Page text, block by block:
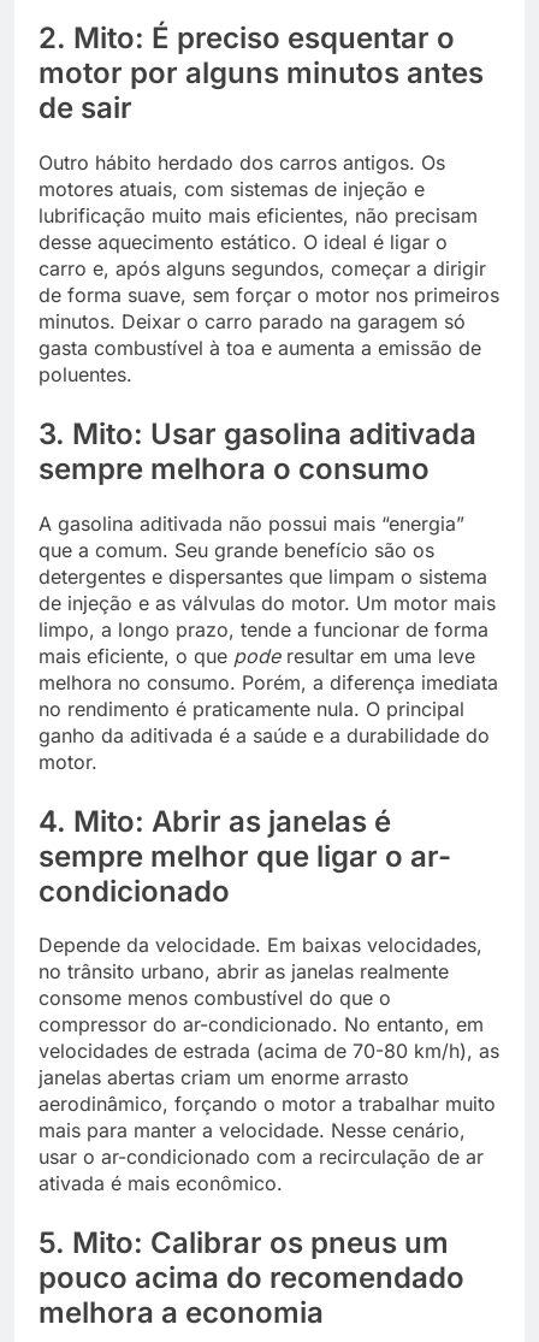
2. Mito: É preciso esquentar o
motor por alguns minutos antes
de sair
Outro hábito herdado dos carros antigos. Os
motores atuais, com sistemas de injeção e
lubrificação muito mais eficientes, não precisam
desse aquecimento estático. O ideal é ligar o
carro e, após alguns segundos, começar a dirigir
de forma suave, sem forçar o motor nos primeiros
minutos. Deixar o carro parado na garagem só
gasta combustível à toa e aumenta a emissão de
poluentes.
3. Mito: Usar gasolina aditivada
sempre melhora o consumo
A gasolina aditivada não possui mais “energia”
que a comum. Seu grande benefício são os
detergentes e dispersantes que limpam o sistema
de injeção e as válvulas do motor. Um motor mais
limpo, a longo prazo, tende a funcionar de forma
mais eficiente, o que poderesultar em uma leve
melhora no consumo. Porém, a diferença imediata
no rendimento é praticamente nula. O principal
ganho da aditivada é a saúde e a durabilidade do
motor.
4. Mito: Abrir as janelas é
sempre melhor que ligar o ar-
condicionado
Depende da velocidade. Em baixas velocidades,
no trânsito urbano, abrir as janelas realmente
consome menos combustível do que o
compressor do ar-condicionado. No entanto, em
velocidades de estrada (acima de 70-80 km/h), as
janelas abertas criam um enorme arrasto
aerodinâmico, forçando o motor a trabalhar muito
mais para manter a velocidade. Nesse cenário,
usar o ar-condicionado com a recirculação de ar
ativada é mais econômico.
5. Mito: Calibrar os pneus um
pouco acima do recomendado
melhora a economia